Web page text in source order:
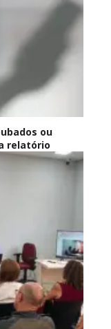
ou
relatório